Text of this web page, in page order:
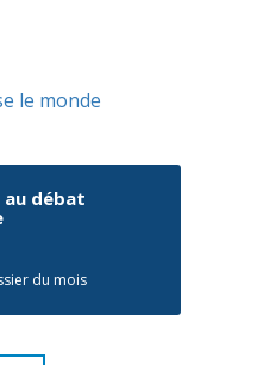
le monde
au débat
du mois